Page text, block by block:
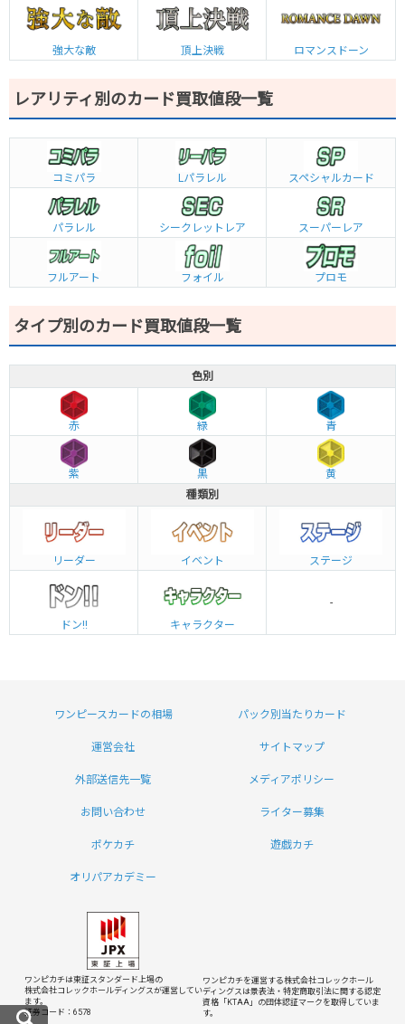
強大な敵 頂上決戦 ロマンスドーン
レアリティ別のカード買取値段一覧
コミパラ L パラレル スペシャルカード
パラレル シークレットレア スーパーレア
フルアート フォイル プロモ
タイプ別のカード買取値段一覧
色別
赤 緑 青
紫 黒
黄
種類別
リーダー イベント ステージ
ドン!! キャラクター
-
ワンピースカードの相場 パック別当たりカード
運営会社 サイトマップ
外部送信先一覧 メディアポリシー
お問い合わせ ライター募集
ポケカチ 遊戯カチ
オリパアカデミー
ワンピカチは東証スタンダード上場の
株式会社コレックホールディングスが運営してい
ます。
証券コード：6578
ワンピカチを運営する株式会社コレックホール
ディングスは景表法・特定商取引法に関する認定
資格「KTAA」の団体認証マークを取得していま
す。